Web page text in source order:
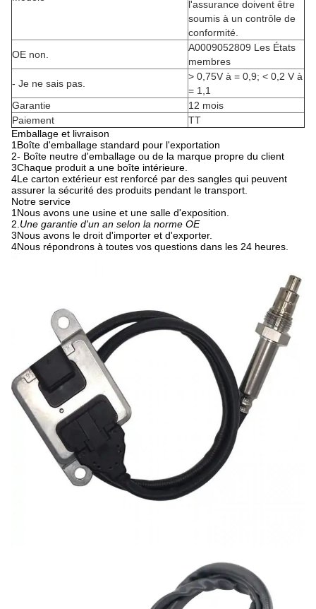
l'assurance doivent être
soumis à un contrôle de
conformité.
OE non.
A0009052809 Les États
membres
- Je ne sais pas.
> 0,75V à = 0,9; < 0,2 V à
= 1,1
Garantie
12 mois
Paiement
TT
Emballage et livraison
1Boîte d'emballage standard pour l'exportation
2- Boîte neutre d'emballage ou de la marque propre du client
3Chaque produit a une boîte intérieure.
4Le carton extérieur est renforcé par des sangles qui peuvent
assurer la sécurité des produits pendant le transport.
Notre service
1Nous avons une usine et une salle d'exposition.
2. Une garantie d'un an selon la norme OE
3Nous avons le droit d'importer et d'exporter.
4Nous répondrons à toutes vos questions dans les 24 heures.